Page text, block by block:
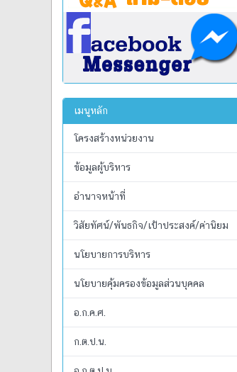
เมนูหลัก
โครงสร้างหน่วยงาน
ข้อมูลผู้บริหาร
อำนาจหน้าที่
วิสัยทัศน์/พันธกิจ/เป้าประสงค์/ค่านิยม
นโยบายการบริหาร
นโยบายคุ้มครองข้อมูลส่วนบุคคล
อ.ก.ค.ศ.
ก.ต.ป.น.